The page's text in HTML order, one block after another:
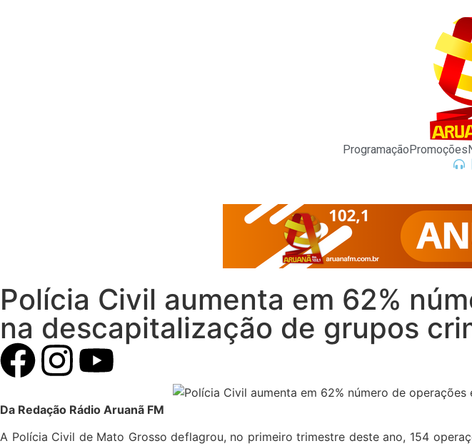
ProgramaçãoPromoções
Polícia Civil aumenta em 62%
na descapitalização de grupos
Da Redação Rádio Aruanã FM
A Polícia Civil de Mato Grosso deflagrou, no primeiro trimestre deste ano, 154